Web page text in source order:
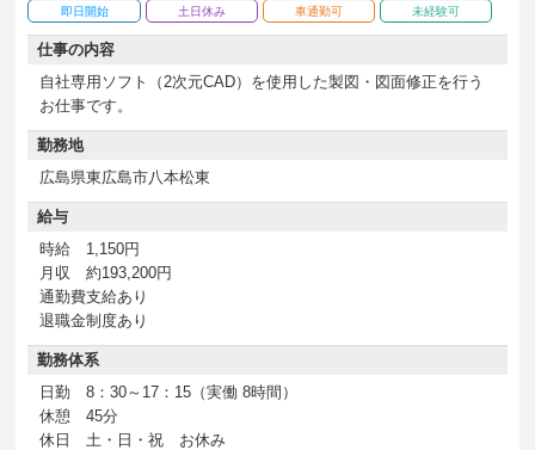
即日開始 土日休み 車通勤可 未経験可
仕事の内容
自社専用ソフト（2次元CAD）を使用した製図・図面修正を行う
お仕事です。
勤務地
広島県東広島市八本松東
給与
時給 1,150円
月収 約193,200円
通勤費支給あり
退職金制度あり
勤務体系
日勤 8：30～17：15（実働 8時間）
休憩 45分
休日 土・日・祝 お休み